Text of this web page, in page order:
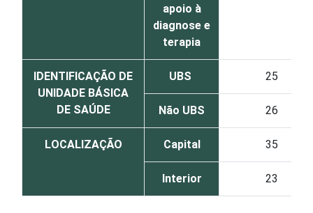
apoio à
diagnose e
terapia
IDENTIFICAÇÃO DE
UNIDADE BÁSICA
DE SAÚDE
UBS 25
Não UBS 26
LOCALIZAÇÃO Capital 35
Interior 23